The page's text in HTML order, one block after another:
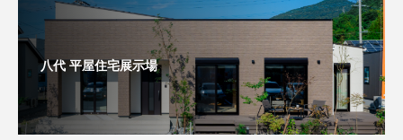
八代 平屋住宅展示場